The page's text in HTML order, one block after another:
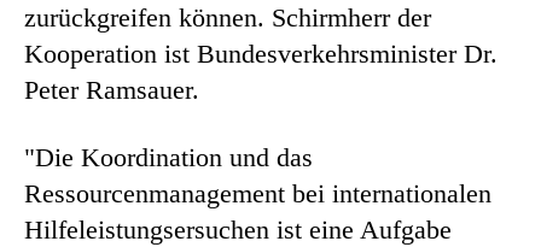
zurückgreifen können. Schirmherr der
Kooperation ist Bundesverkehrsminister Dr.
Peter Ramsauer.
"Die Koordination und das
Ressourcenmanagement bei internationalen
Hilfeleistungsersuchen ist eine Aufgabe